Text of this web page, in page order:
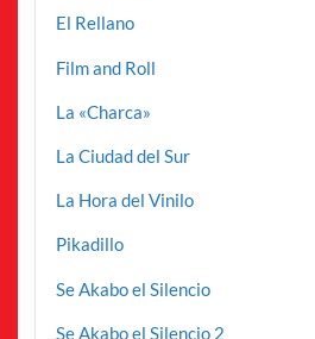
El Rellano
Film and Roll
La «Charca»
La Ciudad del Sur
La Hora del Vinilo
Pikadillo
Se Akabo el Silencio
Se Akabo el Silencio 2